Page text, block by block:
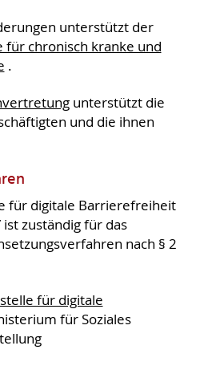
unterstützt der
chronisch kranke und
.
unterstützt die
und die ihnen
für digitale Barrierefreiheit
zuständig für das
nach § 2
für digitale
für Soziales